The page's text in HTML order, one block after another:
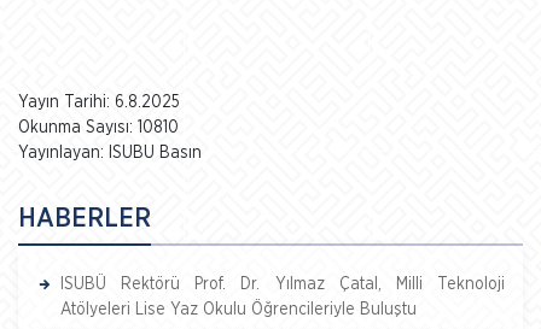
Yayın Tarihi: 6.8.2025
Okunma Sayısı: 10810
Yayınlayan: ISUBU Basın
HABERLER
ISUBÜ Rektörü Prof. Dr. Yılmaz Çatal, Milli Teknoloji
Atölyeleri Lise Yaz Okulu Öğrencileriyle Buluştu